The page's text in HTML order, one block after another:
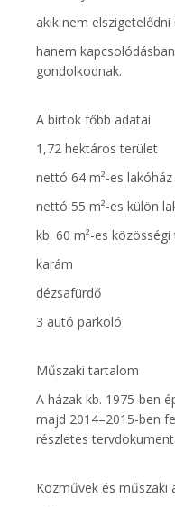
akik nem elszigetelődni
hanem
gondolkodnak.
A birtok főbb adatai
1,72 hektáros terület
nettó 64 m²-es lakóház
nettó 55 m²-es külön
kb. 60 m²-es közösségi
karám
dézsafürdő
3 autó parkoló
Műszaki tartalom
A házak kb. 1975-ben
majd 2014–2015-ben
részletes
Közművek és műszaki